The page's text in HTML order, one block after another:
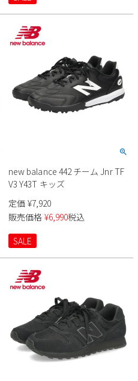
new balance 442 チーム Jnr TF
V3 Y43T キッズ
定価 ¥7,920
販売価格 ¥6,990税込
SALE